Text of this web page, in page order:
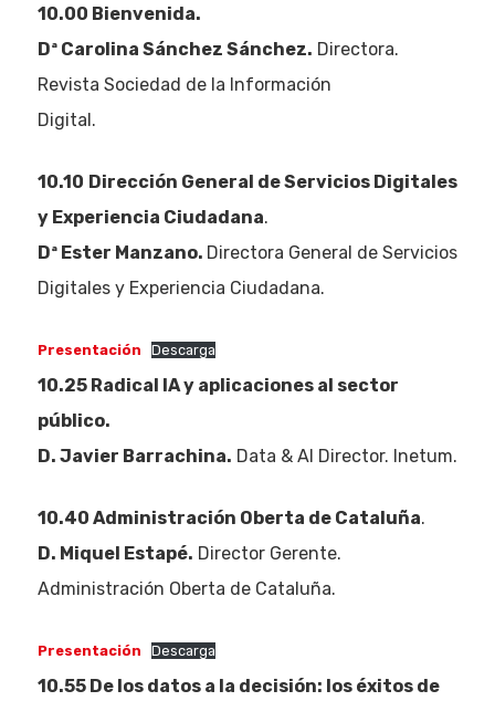
10.00 Bienvenida.
Dª Carolina Sánchez Sánchez. Directora.
Revista Sociedad de la Información
Digital.
10.10 Dirección General de Servicios Digitales
y Experiencia Ciudadana.
Dª Ester Manzano. Directora General de Servicios
Digitales y Experiencia Ciudadana.
Presentación Descarga
10.25 Radical IA y aplicaciones al sector
público.
D. Javier Barrachina. Data & AI Director. Inetum.
10.40 Administración Oberta de Cataluña.
D. Miquel Estapé. Director Gerente.
Administración Oberta de Cataluña.
Presentación Descarga
10.55 De los datos a la decisión: los éxitos de